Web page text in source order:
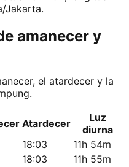
Jakarta.
amanecer y
el atardecer y la
Atardecer
Luz
diurna
18:03
11h 54m
18:03
11h 55m